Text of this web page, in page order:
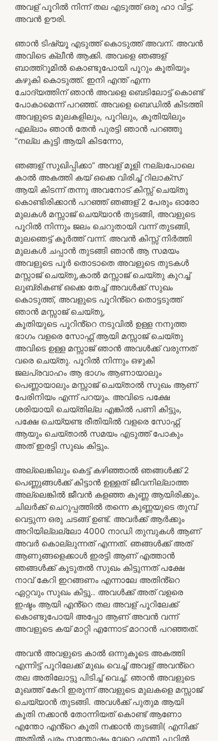
അവള് പൂറിൽ നിന്ന് തല എടുത്ത് ഒരു ഹാ വിട്ട്.
അവൻ ഊരി.
ഞാൻ ടിഷ്യൂ എടുത്ത് കൊടുത്ത് അവന്. അവൻ
അവിടെ ക്ലീൻ ആക്കി. അവളെ ഞങ്ങള്
ബാത്ത്റൂമിൽ കൊണ്ടുപോയി പൂറും കൂതിയും
കഴുകി കൊടുത്ത്. ഇനി എന്ത് എന്ന
ചോദ്യത്തിന് ഞാൻ അവളെ ബെടിലോട്ട് കൊണ്ട്
പോകാമെന്ന് പറഞ്ഞ്. അവളെ ബെഡിൽ കിടത്തി
അവളുടെ മുലകളിലും, പൂറിലും, കൂതിയിലും
എല്ലാം ഞാൻ തേൻ പുരട്ടി ഞാൻ പറഞ്ഞു
“നല്ല കുട്ടി ആയി കിടന്നോ,
ഞങ്ങള് സുഖിപ്പിക്കാ” അവള് മൂളി നല്ലപോലെ
കാൽ അകത്തി കയ് ഒക്കെ വിരിച്ച് റിലാക്സ്
ആയി കിടന്ന് തന്നു അവനോട് കിസ്സ് ചെയ്തു
കൊണ്ടിരിക്കാൻ പറഞ്ഞ് ഞങ്ങള് 2 പേരും ഓരോ
മുലകൾ മസ്സാജ് ചെയ്യാൻ തുടങ്ങി, അവളുടെ
പൂറിൽ നിന്നും ജലം ചെറുതായി വന്ന് തുടങ്ങി,
മുലഞെട്ട് കൂർത്ത് വന്ന്. അവൻ കിസ്സ് നിർത്തി
മുലകൾ ചപ്പാൻ തുടങ്ങി ഞാൻ ആ സമയം
അവളുടെ പൂർ തൊടാതെ അവളുടെ തുടകൾ
മസ്സാജ് ചെയ്തു,കാൽ മസ്സാജ് ചെയ്തു കുറച്ച്
ലൂബ്രികണ്ട് ഒക്കെ തേച്ച് അവൾക്ക് സുഖം
കൊടുത്ത്, അവളുടെ പൂറിൻ്റെ തൊട്ടടുത്ത്
ഞാൻ മസ്സാജ് ചെയ്തു,
കൂതിയുടെ പൂറിൻ്റെ നടുവിൽ ഉള്ള നനുത്ത
ഭാഗം വളരെ സോഫ്റ്റ് ആയി മസ്സാജ് ചെയ്തു
അവിടെ ഉള്ള മസ്സാജ് ഞാൻ അവൾക്ക് വരുന്നത്
വരെ ചെയ്തു. പൂറിൽ നിന്നും ഒഴുകി
ജലപ്രവാഹം ആ ഭാഗം ആണായാലും
പെണ്ണായാലും മസ്സാജ് ചെയ്താൽ സുഖം ആണ്
പേരിനിയം എന്ന് പറയും. അവിടെ പക്ഷേ
ശരിയായി ചെയ്തില്ല എങ്കിൽ പണി കിട്ടും,
പക്ഷേ ചെയ്യണ്ട രീതിയിൽ വളരെ സോഫ്റ്റ്
ആയും ചെയ്താൽ സമയം എടുത്ത് പോകും
അത് ഇരട്ടി സുഖം കിട്ടും.
അല്ലെങ്കിലും കെട്ട് കഴിഞ്ഞാൽ ഞങ്ങൾക്ക് 2
പെണ്ണുങ്ങൾക്ക് കിട്ടാൻ ഉള്ളത് ജീവനില്ലാത്ത
അല്ലെങ്കിൽ ജീവൻ കളഞ്ഞ കുണ്ണ ആയിരിക്കും.
ചിലർക്ക് ചെറുപ്പത്തിൽ തന്നെ കുണ്ണയുടെ തുമ്പ്
വെട്ടുന്ന ഒരു ചടങ്ങ് ഉണ്ട്. അവർക്ക് ആർക്കും
അറിയില്ലല്ലോ 4000 നാഡി തുമ്പുകൾ ആണ്
അവർ കൊല്ലുന്നത് എന്നത്. ഞങ്ങൾക്ക് അത്
ആണുങ്ങളെക്കാൾ ഇരട്ടി ആണ് എത്താൻ
ഞങ്ങൾക്ക് കൂടുതൽ സുഖം കിട്ടുന്നത് പക്ഷേ
നാവ് കേറി ഇറങ്ങണം എന്നാലേ അതിൻ്റെ
ഏറ്റവും സുഖം കിട്ടൂ.. അവൾക്ക് അത് വളരെ
ഇഷ്ടം ആയി എൻ്റെ തല അവള് പൂറിലേക്ക്
കൊണ്ടുപോയി അപ്പോ ആണ് അവൻ വന്ന്
അവളുടെ കയ് മാറ്റി എന്നോട് മാറാൻ പറഞ്ഞത്.
അവൻ അവളുടെ കാൽ ഒന്നുകൂടെ അകത്തി
എന്നിട്ട് പൂറിലേക്ക് മുഖം വെച്ച് അവള് അവൻ്റെ
തല അതിലോട്ടു പിടിച്ച് വെച്ച്. ഞാൻ അവളുടെ
മുഖത്ത് കേറി ഇരുന്ന് അവളുടെ മുലകളെ മസ്സാജ്
ചെയ്യാൻ തുടങ്ങി. അവൾക്ക് പുതുമ ആയി
കൂതി നക്കാൻ തോന്നിയത് കൊണ്ട് ആണോ
എന്തോ എൻ്റെ കൂതി നക്കാൻ തുടങ്ങി( എനിക്ക്
അതിൽ പരം സന്തോഷം വേറെ എന്ത്) പൂറിൽ